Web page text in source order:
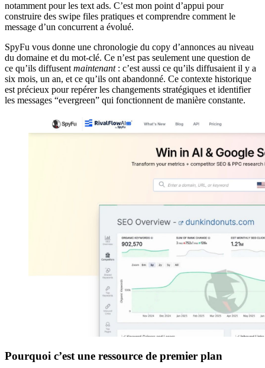
notamment pour les text ads. C’est mon point d’appui pour
construire des swipe files pratiques et comprendre comment le
message d’un concurrent a évolué.
SpyFu vous donne une chronologie du copy d’annonces au niveau
du domaine et du mot-clé. Ce n’est pas seulement une question de
ce qu’ils diffusent maintenant: c’est aussi ce qu’ils diffusaient il y a
six mois, un an, et ce qu’ils ont abandonné. Ce contexte historique
est précieux pour repérer les changements stratégiques et identifier
les messages “evergreen” qui fonctionnent de manière constante.
Pourquoi c’est une ressource de premier plan